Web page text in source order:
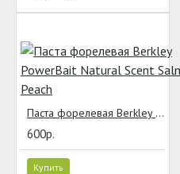
Паста форелевая Berkley PowerBait Natural Scent Salmon Peach
600р.
Купить